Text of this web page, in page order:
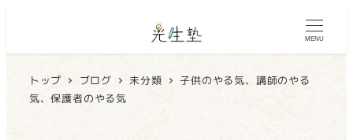
MENU
トップ ブログ 未分類
子供のやる気、講師のやる
気、保護者のやる気